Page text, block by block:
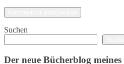
Suchen
Der neue Bücherblog meines